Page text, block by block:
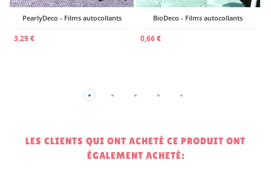
PearlyDeco - Films autocollants
3,29 €
BioDeco - Films autocollants
0,66 €
LES CLIENTS QUI ONT ACHETÉ CE PRODUIT ONT
ÉGALEMENT ACHETÉ: